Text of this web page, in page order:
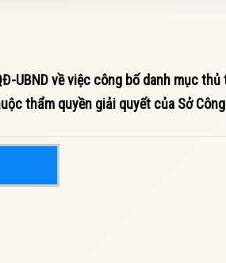
UBND về việc công bố danh mục
thẩm quyền giải quyết của Sở